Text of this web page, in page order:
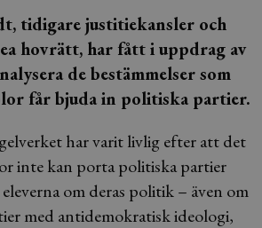
tidigare justitiekansler och
hovrätt, har fått i uppdrag av
de bestämmelser som
får bjuda in politiska partier.
har varit livlig efter att det
inte kan porta politiska partier
om deras politik – även om
med antidemokratisk ideologi,